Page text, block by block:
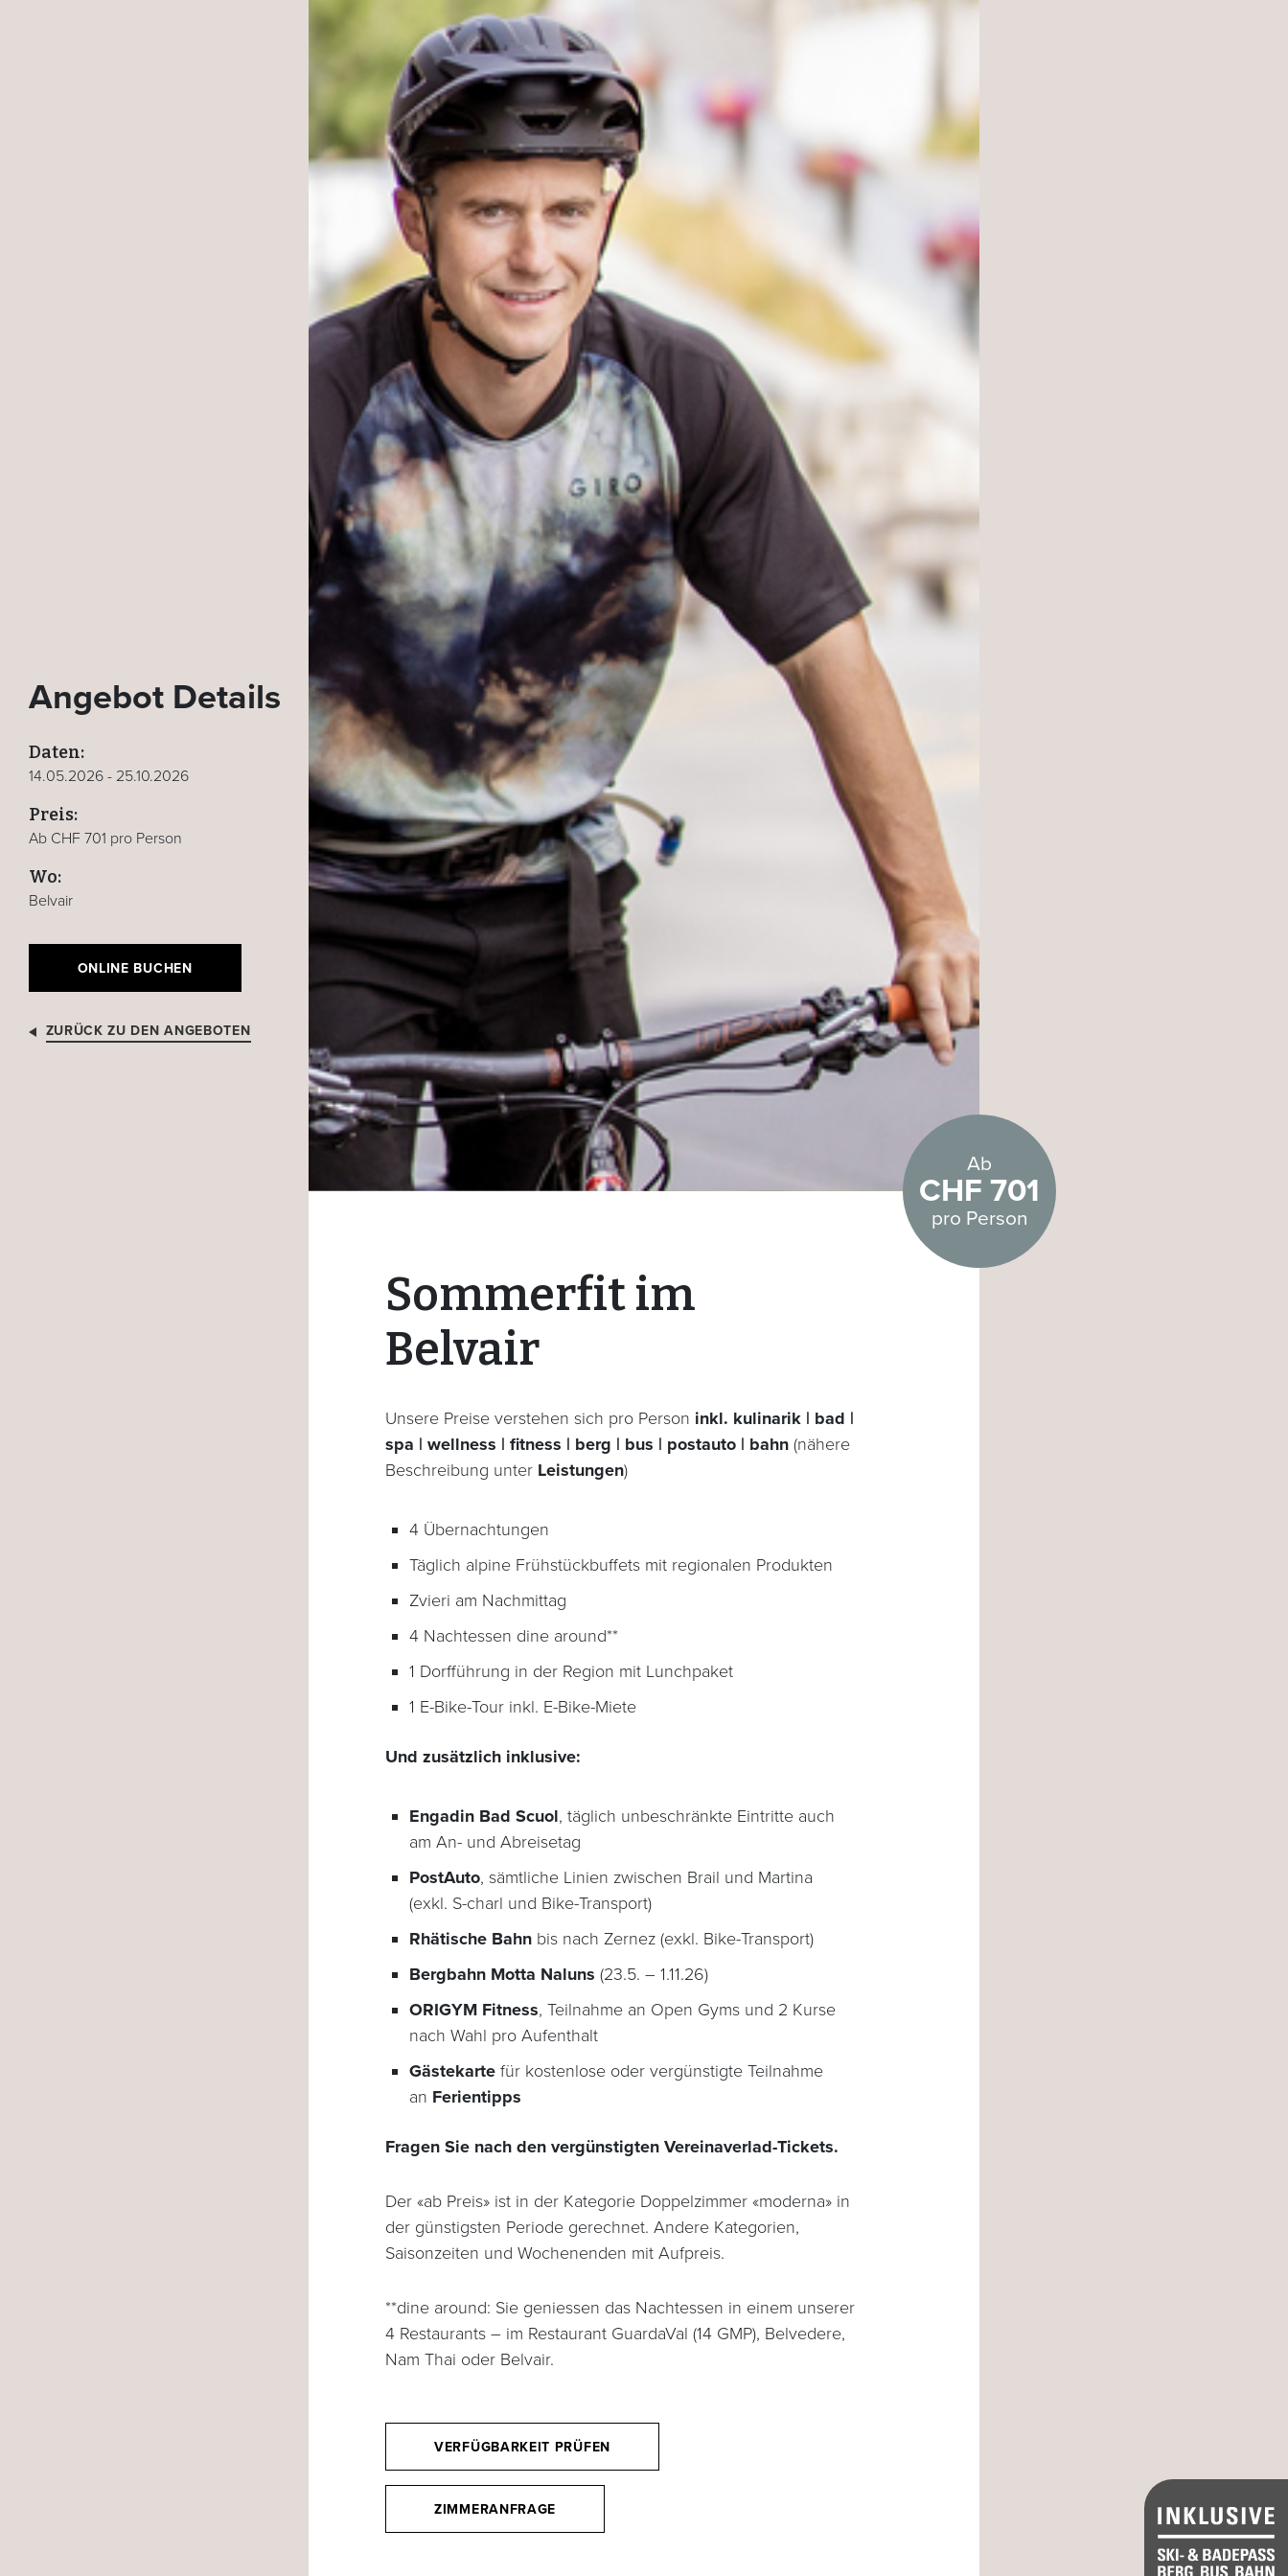
Angebot Details
Daten:
14.05.2026 - 25.10.2026
Preis:
Ab CHF 701 pro Person
Wo:
Belvair
ONLINE BUCHEN
ZURÜCK ZU DEN ANGEBOTEN
Ab
CHF 701
pro Person
Sommerfit im
Belvair
Unsere Preise verstehen sich pro Person inkl. kulinarik | bad |
spa | wellness | fitness | berg | bus | postauto | bahn (nähere
Beschreibung unter Leistungen)
4 Übernachtungen
Täglich alpine Frühstückbuffets mit regionalen Produkten
Zvieri am Nachmittag
4 Nachtessen dine around**
1 Dorfführung in der Region mit Lunchpaket
1 E-Bike-Tour inkl. E-Bike-Miete
Und zusätzlich inklusive:
Engadin Bad Scuol, täglich unbeschränkte Eintritte auch
am An- und Abreisetag
PostAuto, sämtliche Linien zwischen Brail und Martina
(exkl. S-charl und Bike-Transport)
Rhätische Bahn bis nach Zernez (exkl. Bike-Transport)
Bergbahn Motta Naluns (23.5. – 1.11.26)
ORIGYM Fitness, Teilnahme an Open Gyms und 2 Kurse
nach Wahl pro Aufenthalt
Gästekarte für kostenlose oder vergünstigte Teilnahme
an Ferientipps
Fragen Sie nach den vergünstigten Vereinaverlad-Tickets.
Der «ab Preis» ist in der Kategorie Doppelzimmer «moderna» in
der günstigsten Periode gerechnet. Andere Kategorien,
Saisonzeiten und Wochenenden mit Aufpreis.
**dine around: Sie geniessen das Nachtessen in einem unserer
4 Restaurants – im Restaurant GuardaVal (14 GMP), Belvedere,
Nam Thai oder Belvair.
VERFÜGBARKEIT PRÜFEN
ZIMMERANFRAGE